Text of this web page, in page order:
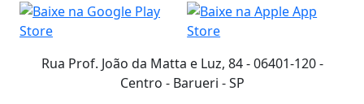
Rua Prof. João da Matta e Luz, 84 - 06401-120 -
Centro - Barueri - SP